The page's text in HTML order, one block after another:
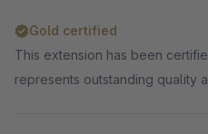
Gold certified
This extension has been
represents outstanding quality